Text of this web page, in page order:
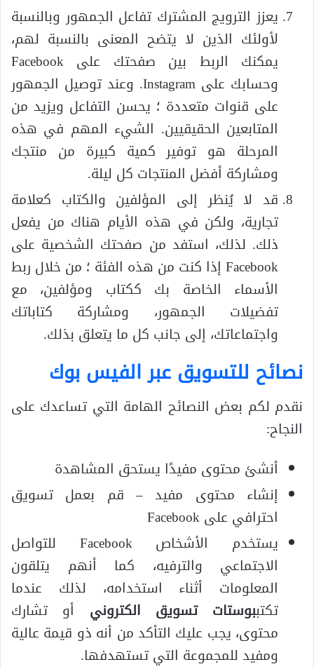
يعزز الترويج المشترك تفاعل الجمهور وبالنسبة
لأولئك الذين لا يتضح المعنى بالنسبة لهم،
يمكنك الربط بين صفحتك على Facebook
وحسابك على Instagram. وعند توصيل الجمهور
على قنوات متعددة ؛ يحسن التفاعل ويزيد من
المتابعين الحقيقيين. الشيء المهم في هذه
المرحلة هو توفير كمية كبيرة من منتجك
ومشاركة أفضل المنتجات كل ليلة.
قد لا يُنظر إلى المؤلفين والكتاب كعلامة
تجارية، ولكن في هذه الأيام هناك من يفعل
ذلك. لذلك، استفد من صفحتك الشخصية على
Facebook إذا كنت من هذه الفئة ؛ من خلال ربط
الأسماء الخاصة بك ككتاب ومؤلفين، مع
تفضيلات الجمهور، ومشاركة كتاباتك
واجتماعاتك، إلى جانب كل ما يتعلق بذلك.
نصائح للتسويق عبر الفيس بوك
نقدم لكم بعض النصائح الهامة التي تساعدك على
النجاح:
أنشئ محتوى مفيدًا يستحق المشاهدة
إنشاء محتوى مفيد – قم بعمل تسويق
احترافي على Facebook
يستخدم الأشخاص Facebook للتواصل
الاجتماعي والترفيه، كما أنهم يتلقون
المعلومات أثناء استخدامه، لذلك عندما
تكتببوستات تسويق الكتروني أو تشارك
محتوى، يجب عليك التأكد من أنه ذو قيمة عالية
ومفيد للمجموعة التي تستهدفها.